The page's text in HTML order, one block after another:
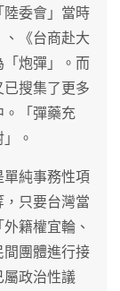
陸委會」當時
《台商赴大
「炮彈」。而
搜集了更多
。「彈藥充
」。
純事務性項
只要台灣當
籍權宜輪、
團體進行接
屬政治性議